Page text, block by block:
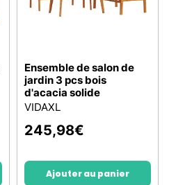
Ensemble de salon de
jardin 3 pcs bois
d'acacia solide
VIDAXL
245,98€
Ajouter au panier